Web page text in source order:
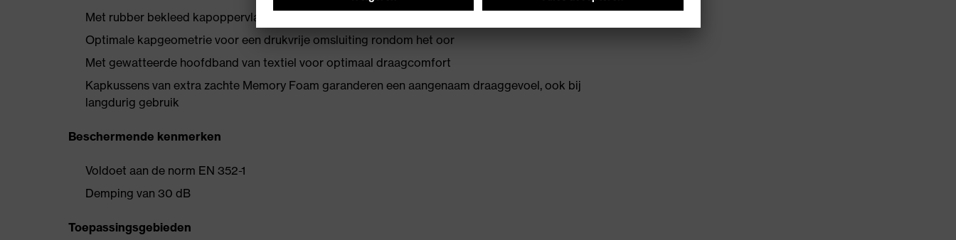
Met rubber bekleed kapoppervlak voor betere grip
Optimale kapgeometrie voor een drukvrije omsluiting rondom het oor
Met gewatteerde hoofdband van textiel voor optimaal draagcomfort
Kapkussens van extra zachte Memory Foam garanderen een aangenaam draaggevoel, ook bij
langdurig gebruik
Beschermende kenmerken
Voldoet aan de norm EN 352-1
Demping van 30 dB
Toepassingsgebieden